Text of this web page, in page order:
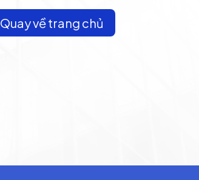
Quay về trang chủ